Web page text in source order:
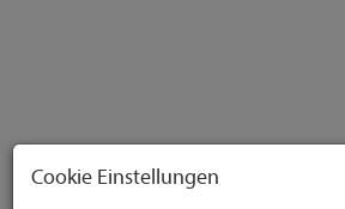
Cookie Einstellungen